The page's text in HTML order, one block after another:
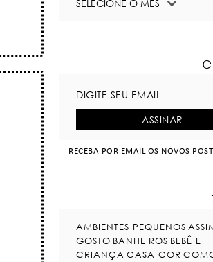
RECEBA POR EMAIL OS NOVOS
AMBIENTES PEQUENOS
GOSTO BANHEIROS BEBÊ E
CRIANÇA CASA COR